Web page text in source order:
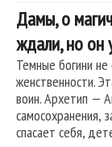
Дамы, о
ждали, но он
Темные богини
женственности.
воин. Архетип —
самосохранения,
спасает себя,